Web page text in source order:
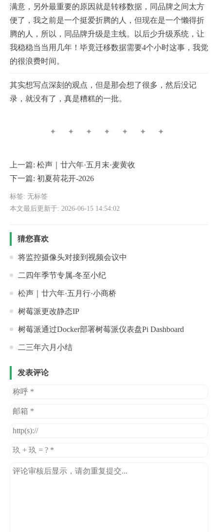
满意，另外最重要的原因就是转移数据，同品牌之间太方
便了，我之前是一个挺爱折腾的人，但现在是一个懒得折
腾的人，所以，同品牌升级是主线。以后少升级系统，让
我稳稳当当用几年！毕竟迁移数据需要4个小时这事，我觉
的很浪费时间。
其实想写点深刻的观点，但是那会想了很多，然后没记
录，就没有了，真是糟糕的一批。
✦ ✦ ✦ ✦ ✦ ✦ ✦
上一篇: 松声｜廿六年·五月末·麦黄收
下一篇: 初夏荷花开-2026
标签: 无标签
本文最后更新于: 2026-06-15 14:54:02
猜您喜欢
将监控摄像头对接到视频会议中
二四年季节专属-冬至小纪
松声｜廿六年·五月行·小商桥
树莓派更改静态IP
树莓派通过Docker部署树莓派仪表盘Pi Dashboard
二三年六月小结
发表评论